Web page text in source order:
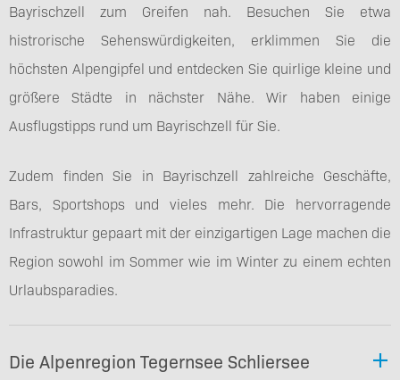
Bayrischzell zum Greifen nah. Besuchen Sie etwa
histrorische Sehenswürdigkeiten, erklimmen Sie die
höchsten Alpengipfel und entdecken Sie quirlige kleine und
größere Städte in nächster Nähe. Wir haben einige
Ausflugstipps rund um Bayrischzell für Sie.
Zudem finden Sie in Bayrischzell zahlreiche Geschäfte,
Bars, Sportshops und vieles mehr. Die hervorragende
Infrastruktur gepaart mit der einzigartigen Lage machen die
Region sowohl im Sommer wie im Winter zu einem echten
Urlaubsparadies.
Die Alpenregion Tegernsee Schliersee